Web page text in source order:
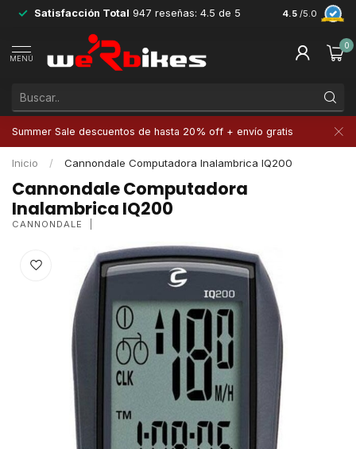
Satisfacción Total 947 reseñas: 4.5 de 5 4.5 /5.0
MENÚ
0
Summer Sale descuentos de hasta 20% off + envío gratis
Inicio / Cannondale Computadora Inalambrica IQ200
Cannondale Computadora
Inalambrica IQ200
CANNONDALE